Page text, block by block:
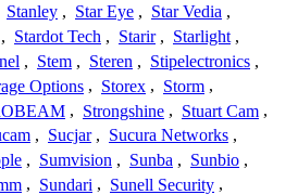
Stanley , Star Eye , Star Vedia ,
, Stardot Tech , Starir , Starlight ,
, Stem , Steren , Stipelectronics ,
Options , Storex , Storm ,
, Strongshine , Stuart Cam ,
, Sucjar , Sucura Networks ,
, Sumvision , Sunba , Sunbio ,
, Sundari , Sunell Security ,